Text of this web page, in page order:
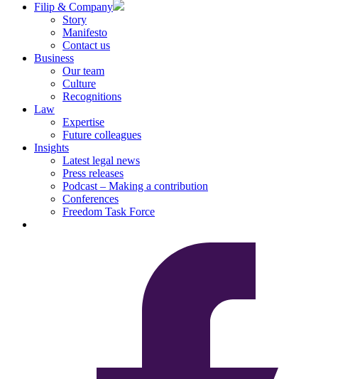
Filip & Company
Story
Manifesto
Contact us
Business
Our team
Culture
Recognitions
Law
Expertise
Future colleagues
Insights
Latest legal news
Press releases
Podcast – Making a contribution
Conferences
Freedom Task Force